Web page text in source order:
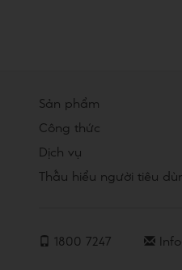
Sản phẩm
Công thức
Dịch vụ
Thấu hiểu người tiêu
1800 7247